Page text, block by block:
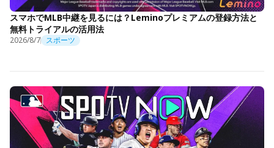
スマホでMLB中継を見るには？Leminoプレミアムの登録方法と
無料トライアルの活用法
2026/8/7 スポーツ